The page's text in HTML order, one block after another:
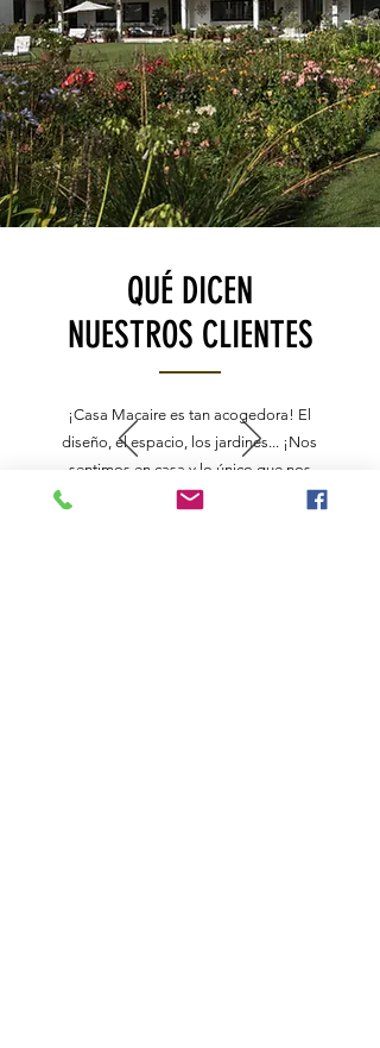
QUÉ DICEN
NUESTROS CLIENTES
¡Casa Macaire es tan acogedora! El
diseño, el espacio, los jardines... ¡Nos
sentimos en casa y lo único que nos
habría gustado es poder quedarnos más